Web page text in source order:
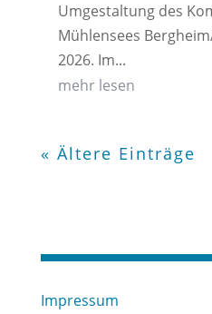
Umgestaltung des
Mühlensees
2026. Im...
mehr lesen
« Ältere Einträge
Impressum